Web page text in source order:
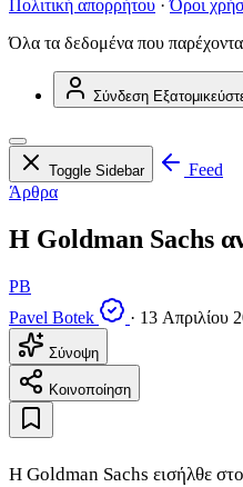
Πολιτική απορρήτου · Όροι
Όλα τα δεδομένα που
Σύνδεση
Toggle Sidebar
Feed
Άρθρα
Η Goldman Sachs
PB
Pavel Botek
· 13 Απριλίου
Σύνοψη
Κοινοποίηση
Η Goldman Sachs εισήλθε